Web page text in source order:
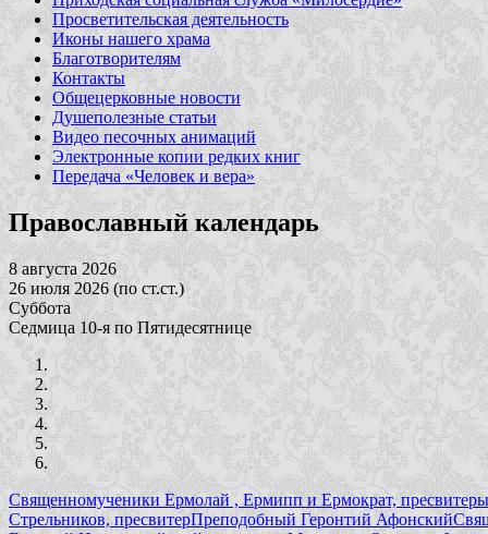
Просветительская деятельность
Иконы нашего храма
Благотворителям
Контакты
Общецерковные новости
Душеполезные статьи
Видео песочных анимаций
Электронные копии редких книг
Передача «Человек и вера»
Православный календарь
8 августа 2026
26 июля 2026 (по ст.ст.)
Суббота
Седмица 10-я по Пятидесятнице
Священномученики Ермолай , Ермипп и Ермократ, пресвитеры
Стрельников, пресвитерПреподобный Геронтий Афонский